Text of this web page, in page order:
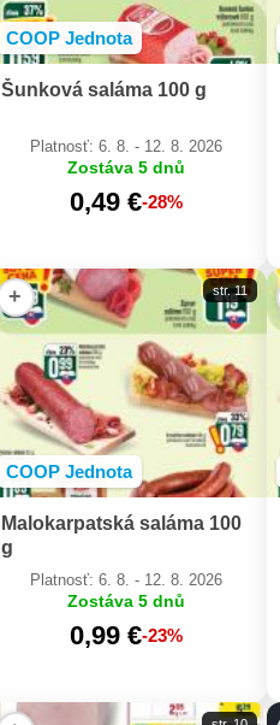
COOP Jednota
Šunková saláma 100 g
Platnosť: 6. 8. - 12. 8. 2026
Zostáva 5 dnů
0,49 €-28%
+
COOP Jednota
str. 11
Malokarpatská saláma 100
g
Platnosť: 6. 8. - 12. 8. 2026
Zostáva 5 dnů
0,99 €-23%